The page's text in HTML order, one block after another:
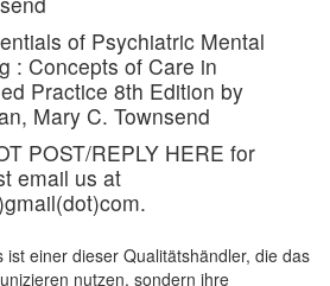
of Psychiatric Mental
: Concepts of Care in
Practice 8th Edition by
Mary C. Townsend
POST/REPLY HERE for
email us at
ist einer dieser Qualitätshändler, die das
nutzen, sondern ihre